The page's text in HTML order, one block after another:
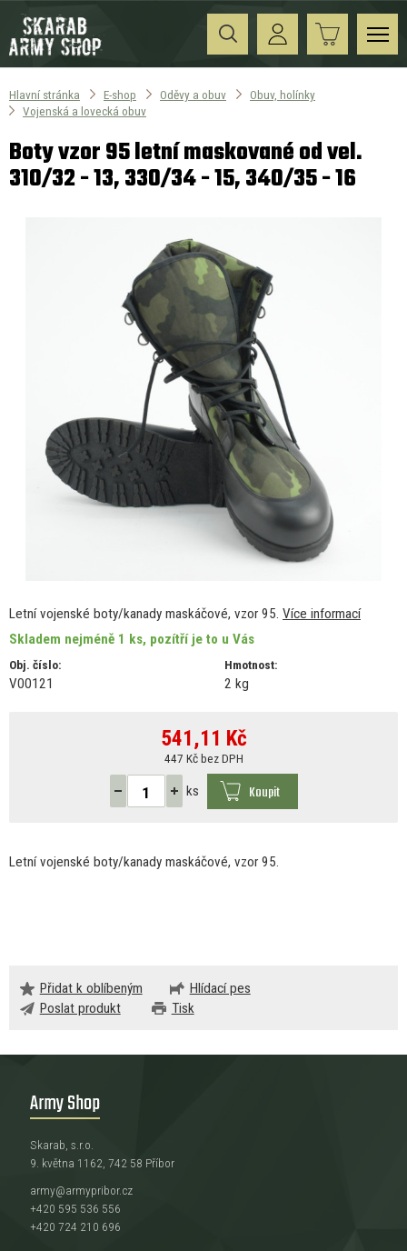
Hlavní stránka E-shop Oděvy a obuv
Obuv, holínky
Vojenská a lovecká obuv
Boty vzor 95 letní maskované od vel.
310/32 - 13, 330/34 - 15, 340/35 - 16
Letní vojenské boty/kanady maskáčové, vzor 95. Více informací
Skladem nejméně 1 ks, pozítří je to u Vás
Obj. číslo:
V00121
Hmotnost:
2 kg
541,11 Kč
447 Kč bez DPH
ks Koupit
Letní vojenské boty/kanady maskáčové, vzor 95.
Přidat k oblíbeným
Hlídací pes
Poslat produkt
Tisk
Army Shop
Skarab, s.r.o.
9. května 1162, 742 58 Příbor
army@armypribor.cz
+420 595 536 556
+420 724 210 696